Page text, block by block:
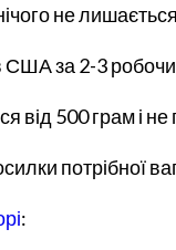
не лишається
США за 2-3
500 грам і не
потрібної
: